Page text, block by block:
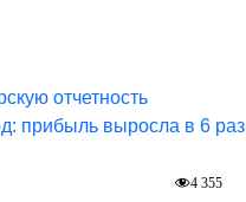
4 355